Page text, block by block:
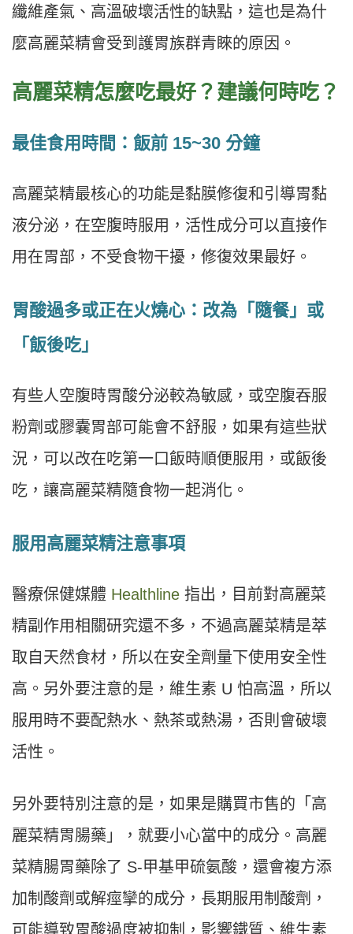
纖維產氣、高溫破壞活性的缺點，這也是為什
麼高麗菜精會受到護胃族群青睞的原因。
高麗菜精怎麼吃最好？建議何時吃？
最佳食用時間：飯前 15~30 分鐘
高麗菜精最核心的功能是黏膜修復和引導胃黏
液分泌，在空腹時服用，活性成分可以直接作
用在胃部，不受食物干擾，修復效果最好。
胃酸過多或正在火燒心：改為「隨餐」或
「飯後吃」
有些人空腹時胃酸分泌較為敏感，或空腹吞服
粉劑或膠囊胃部可能會不舒服，如果有這些狀
況，可以改在吃第一口飯時順便服用，或飯後
吃，讓高麗菜精隨食物一起消化。
服用高麗菜精注意事項
醫療保健媒體 Healthline 指出，目前對高麗菜
精副作用相關研究還不多，不過高麗菜精是萃
取自天然食材，所以在安全劑量下使用安全性
高。另外要注意的是，維生素 U 怕高溫，所以
服用時不要配熱水、熱茶或熱湯，否則會破壞
活性。
另外要特別注意的是，如果是購買市售的「高
麗菜精胃腸藥」，就要小心當中的成分。高麗
菜精腸胃藥除了 S-甲基甲硫氨酸，還會複方添
加制酸劑或解痙攣的成分，長期服用制酸劑，
可能導致胃酸過度被抑制，影響鐵質、維生素